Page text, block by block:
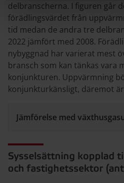
delbranscherna. I figuren går
förädlingsvärdet från
tid medan de andra tre
2022 jämfört med 2008.
nybyggnad har varierat mest
bransch som kan tänkas vara
konjunkturen. Uppvärmning
konjunkturkänsligt, däremot
Jämförelse med
Sysselsättning kopplad
och fastighetssektor